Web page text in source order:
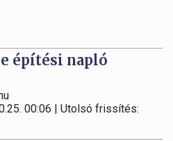
építési napló
00:06 | Utolsó frissítés: